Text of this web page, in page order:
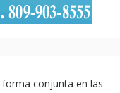
conjunta en las